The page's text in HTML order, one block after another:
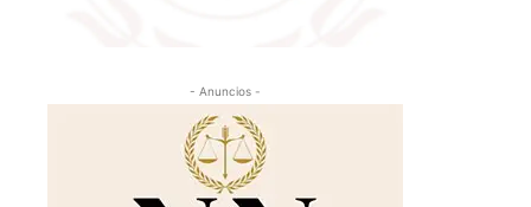
- Anuncios -